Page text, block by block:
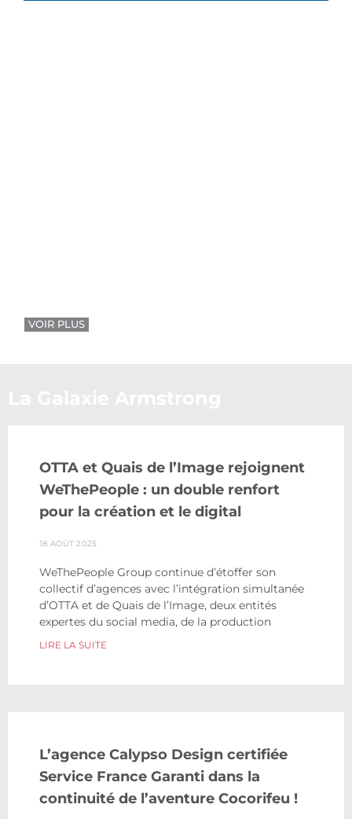
VOIR PLUS
OTTA et Quais de l’Image rejoignent
WeThePeople : un double renfort
pour la création et le digital
18 AOÛT 2025
WeThePeople Group continue d’étoffer son
collectif d’agences avec l’intégration simultanée
d’OTTA et de Quais de l’Image, deux entités
expertes du social media, de la production
LIRE LA SUITE
L’agence Calypso Design certifiée
Service France Garanti dans la
continuité de l’aventure Cocorifeu !